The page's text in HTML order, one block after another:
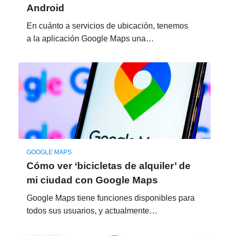
Android
En cuánto a servicios de ubicación, tenemos
a la aplicación Google Maps una…
GOOGLE MAPS
Cómo ver ‘bicicletas de alquiler’ de
mi ciudad con Google Maps
Google Maps tiene funciones disponibles para
todos sus usuarios, y actualmente…